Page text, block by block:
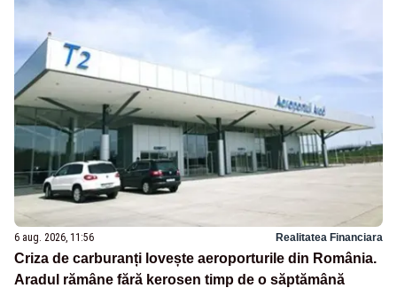
6 aug. 2026, 11:56 Realitatea Financiara
Criza de carburanți lovește aeroporturile din România.
Aradul rămâne fără kerosen timp de o săptămână